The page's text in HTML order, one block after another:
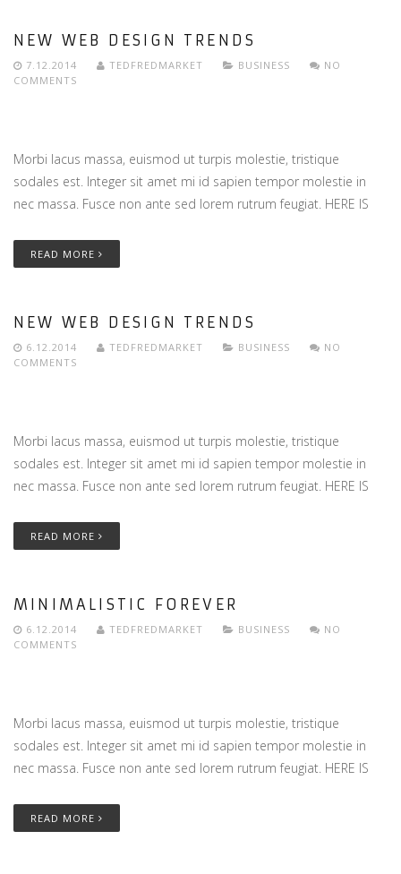
NEW WEB DESIGN TRENDS
7.12.2014 TEDFREDMARKET BUSINESS
NO
COMMENTS
Morbi lacus massa, euismod ut turpis molestie, tristique
sodales est. Integer sit amet mi id sapien tempor molestie in
nec massa. Fusce non ante sed lorem rutrum feugiat. HERE IS
READ MORE
NEW WEB DESIGN TRENDS
6.12.2014 TEDFREDMARKET BUSINESS
NO
COMMENTS
Morbi lacus massa, euismod ut turpis molestie, tristique
sodales est. Integer sit amet mi id sapien tempor molestie in
nec massa. Fusce non ante sed lorem rutrum feugiat. HERE IS
READ MORE
MINIMALISTIC FOREVER
6.12.2014 TEDFREDMARKET BUSINESS
NO
COMMENTS
Morbi lacus massa, euismod ut turpis molestie, tristique
sodales est. Integer sit amet mi id sapien tempor molestie in
nec massa. Fusce non ante sed lorem rutrum feugiat. HERE IS
READ MORE